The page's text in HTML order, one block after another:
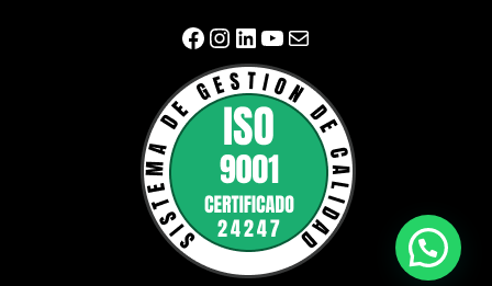
Facebook
Instagram
LinkedIn
YouTube
Correo electrónico